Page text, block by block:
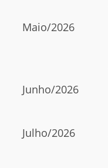
Maio/2026
Junho/2026
Julho/2026